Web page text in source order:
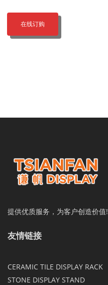
在线订购
提供优质服务，为客户创造价值!
友情链接
CERAMIC TILE DISPLAY RACK
STONE DISPLAY STAND